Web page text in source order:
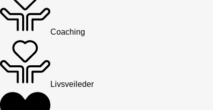
Coaching
Livsveileder